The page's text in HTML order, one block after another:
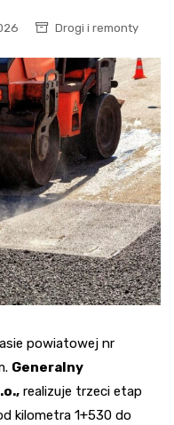
Drogi i remonty
powiatowej nr
Generalny
realizuje trzeci etap
kilometra 1+530 do